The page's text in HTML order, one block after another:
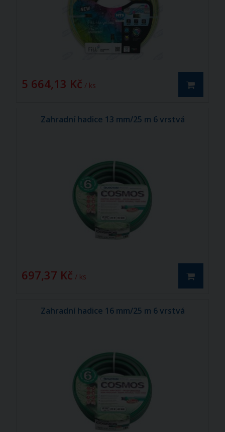
5 664,13 Kč / ks
Zahradní hadice 13 mm/25 m 6 vrstvá
697,37 Kč / ks
Zahradní hadice 16 mm/25 m 6 vrstvá